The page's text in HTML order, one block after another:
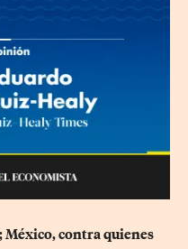
México, contra quienes